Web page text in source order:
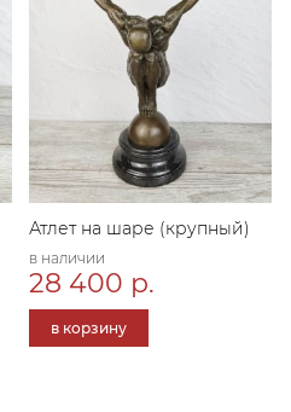
Атлет на шаре (крупный)
в наличии
28 400 р.
в корзину